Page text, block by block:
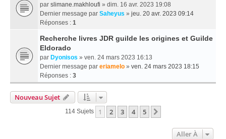
par slimane.makhloufi » dim. 16 avr. 2023 19:08
Dernier message par Saheyus » jeu. 20 avr. 2023 09:14
Réponses : 1
Recherche livres JDR guilde les origines et Guilde
Eldorado
par Dyonisos » ven. 24 mars 2023 16:13
Dernier message par eriamelo » ven. 24 mars 2023 18:15
Réponses : 3
Nouveau Sujet
114 Sujets 1 2 3 4 5
Aller À